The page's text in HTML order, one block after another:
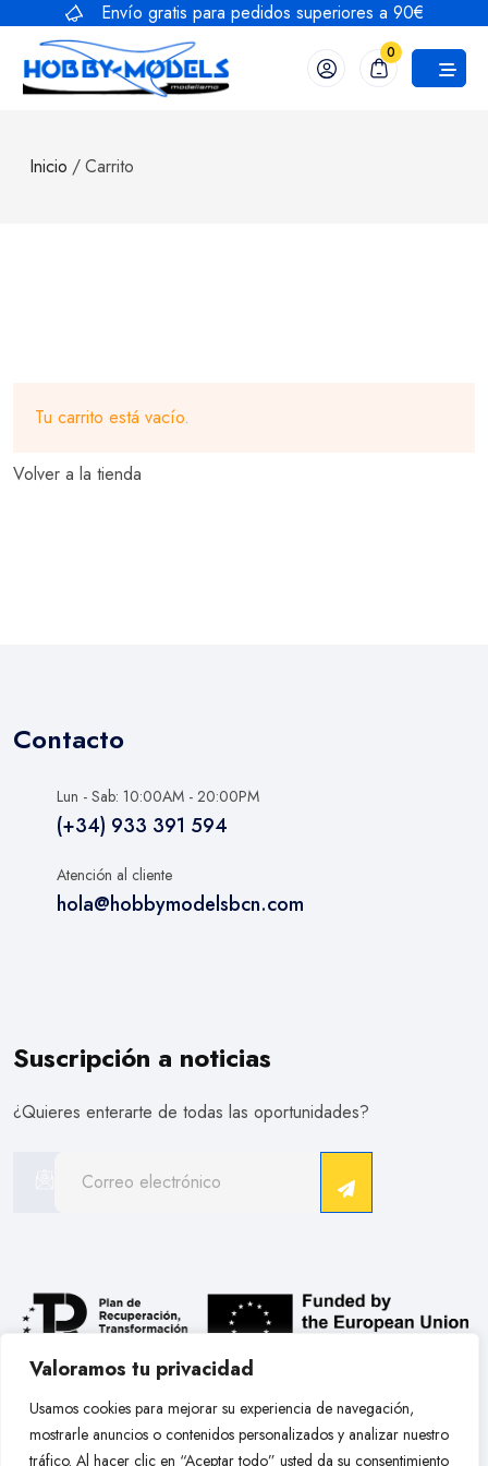
Valoramos tu privacidad
Usamos cookies para mejorar su experiencia de navegación,
mostrarle anuncios o contenidos personalizados y analizar nuestro
tráfico. Al hacer clic en “Aceptar todo” usted da su consentimiento
contenido
Envío gratis para pedidos superiores a 90€
0
Inicio /Carrito
Tu carrito está vacío.
Volver a la tienda
Contacto
Lun - Sab: 10:00AM - 20:00PM
(+34) 933 391 594
Atención al cliente
hola@hobbymodelsbcn.com
Suscripción a noticias
¿Quieres enterarte de todas las oportunidades?
Copyright © 2026 Hobby Models Bcn. Todos Los Derechos